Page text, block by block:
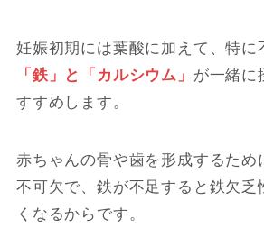
妊娠初期には葉酸に加えて、特に
「鉄」と「カルシウム」 が一緒に
すすめします。
赤ちゃんの骨や歯を形成するため
不可欠で、鉄が不足すると鉄欠乏
くなるからです。